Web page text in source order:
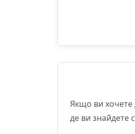
Якщо ви хочете
де ви знайдете